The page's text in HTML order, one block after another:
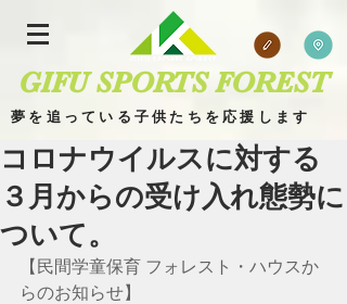
GIFU SPORTS FOREST
夢を追っている子供たちを応援します
​ブログ 場所
コロナウイルスに対する
３月からの受け入れ態勢に
ついて。
【民間学童保育 フォレスト・ハウスか
らのお知らせ】